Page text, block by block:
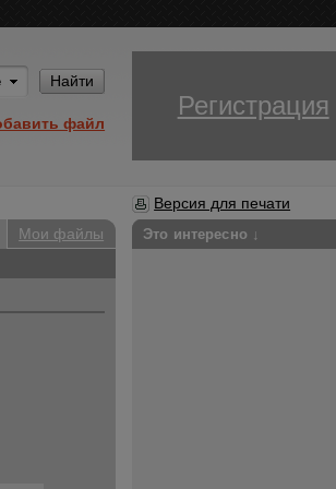
Найти
файл
Регистрация
Версия для печати
Мои файлы
Это интересно ↓